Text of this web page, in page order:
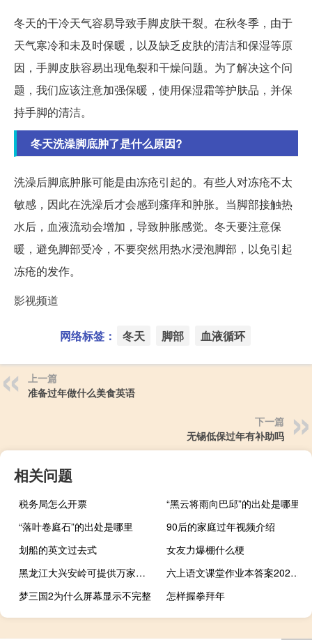
冬天的干冷天气容易导致手脚皮肤干裂。在秋冬季，由于
天气寒冷和未及时保暖，以及缺乏皮肤的清洁和保湿等原
因，手脚皮肤容易出现龟裂和干燥问题。为了解决这个问
题，我们应该注意加强保暖，使用保湿霜等护肤品，并保
持手脚的清洁。
冬天洗澡脚底肿了是什么原因?
洗澡后脚底肿胀可能是由冻疮引起的。有些人对冻疮不太
敏感，因此在洗澡后才会感到瘙痒和肿胀。当脚部接触热
水后，血液流动会增加，导致肿胀感觉。冬天要注意保
暖，避免脚部受冷，不要突然用热水浸泡脚部，以免引起
冻疮的发作。
影视频道
网络标签： 冬天 脚部 血液循环
上一篇
准备过年做什么美食英语
下一篇
无锡低保过年有补助吗
相关问题
税务局怎么开票
“黑云将雨向巴邱”的出处是哪里
“落叶卷庭石”的出处是哪里
90后的家庭过年视频介绍
划船的英文过去式
女友力爆棚什么梗
黑龙江大兴安岭可提供万家乐热水器维修服务地址在哪
六上语文课堂作业本答案2022（6下语文课堂作业本答案）
梦三国2为什么屏幕显示不完整
怎样握拳拜年